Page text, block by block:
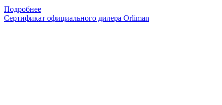
Подробнее
Сертификат официального дилера Orliman